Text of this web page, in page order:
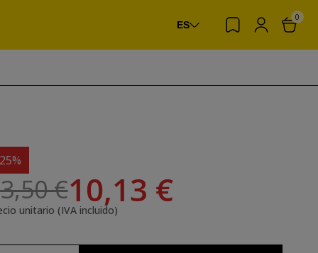
ES
0
€10,13 €
unitario (IVA incluido)